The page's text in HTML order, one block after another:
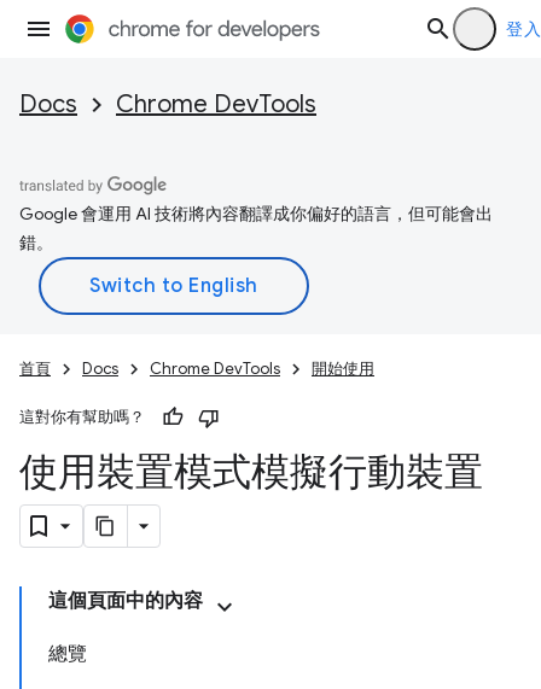
登入
Docs Chrome DevTools
Google 會運用 AI 技術將內容翻譯成你偏好的語言，但可能會出
錯。
首頁 Docs Chrome DevTools 開始使用
這對你有幫助嗎？
使用裝置模式模擬行動裝置
這個頁面中的內容
總覽